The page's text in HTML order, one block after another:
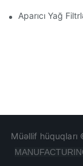
Aparıcı Yağ
Müəllif hüquqları